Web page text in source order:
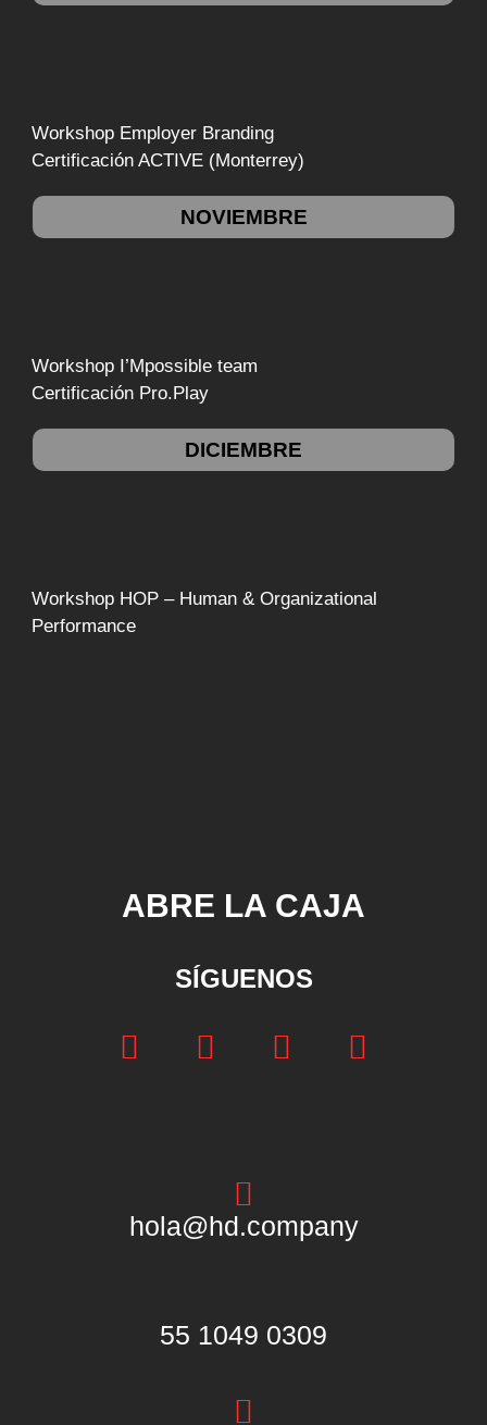
Workshop Employer Branding
Certificación ACTIVE (Monterrey)
NOVIEMBRE
Workshop I’Mpossible team
Certificación Pro.Play
DICIEMBRE
Workshop HOP – Human & Organizational
Performance
ABRE LA CAJA
SÍGUENOS
hola@hd.company
55 1049 0309